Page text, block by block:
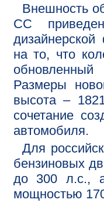
Внешность
CC
на то, что
Размеры
высота –
сочетание
автомобиля.
Для
бензиновых
до 300 л.с., а
мощностью